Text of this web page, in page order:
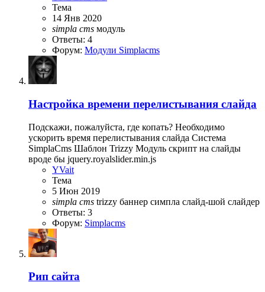
Тема
14 Янв 2020
simpla cms модуль
Ответы: 4
Форум: Модули Simplacms
Настройка времени перелистывания слайда
Подскажи, пожалуйста, где копать? Необходимо
ускорить время перелистывания слайда Система
SimplaCms Шаблон Trizzy Модуль скрипт на слайды
вроде бы jquery.royalslider.min.js
YVait
Тема
5 Июн 2019
simpla cms trizzy баннер симпла слайд-шой слайдер
Ответы: 3
Форум: Simplacms
Рип сайта